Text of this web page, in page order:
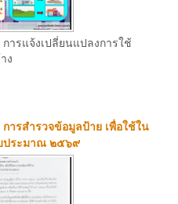
ารแจ้งเปลี่ยนแปลงการใช้
ง
ารสำรวจข้อมูลป้าย เพื่อใช้ใน
ประมาณ ๒๕๖๙